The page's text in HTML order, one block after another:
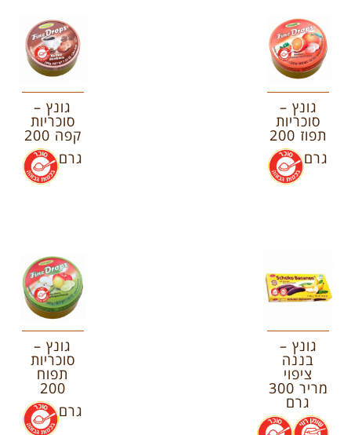
גונץ –
סוכריות
תפוז 200
גרם
.
גונץ –
סוכריות
קפה 200
גרם
.
גונץ –
בננה
ציפוי
מריר 300
גרם
.
.
גונץ –
סוכריות
תפוח
200
גרם
.